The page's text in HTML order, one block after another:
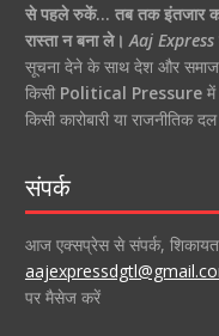
से पहले रुकें… तब तक इंतजार
रास्ता न बना ले। Aaj Express
सूचना देने के साथ देश और समाज
किसी Political Pressureमें
किसी कारोबारी या राजनीतिक
संपर्क
आज एक्सप्रेस से संपर्क,
पर मैसेज करें